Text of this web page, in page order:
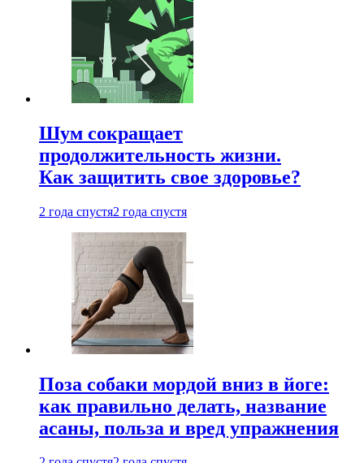
Шум сокращает
продолжительность жизни.
Как защитить свое здоровье?
2 года спустя2 года спустя
Поза собаки мордой вниз в йоге:
как правильно делать, название
асаны, польза и вред упражнения